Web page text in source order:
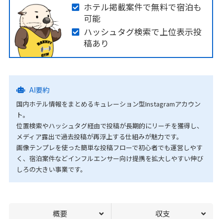
ホテル掲載案件で無料で宿泊も
可能
ハッシュタグ検索で上位表示投
稿あり
AI要約
国内ホテル情報をまとめるキュレーション型Instagramアカウン
ト。
位置検索やハッシュタグ経由で投稿が長期的にリーチを獲得し、
メディア露出で過去投稿が再浮上する仕組みが魅力です。
画像テンプレを使った簡単な投稿フローで初心者でも運営しやす
く、宿泊案件などインフルエンサー向け提携を拡大しやすい伸び
しろの大きい事業です。
概要 収支